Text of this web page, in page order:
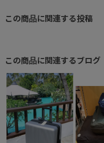
と柔軟さを実現しました。
①軽さへのこだわり
徹底的に軽さにこだわり世界
②高機能性素材ブランド
カジグループの高機能素材ブ
糸の開発から織り・編み・染
社で企画・設計。
この商品に関連する投稿
この商品に関連するブログ